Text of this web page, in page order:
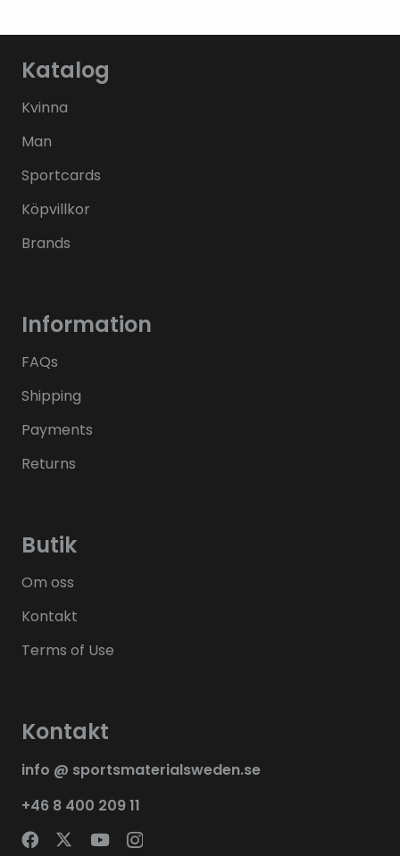
Katalog
Kvinna
Man
Sportcards
Köpvillkor
Brands
Information
FAQs
Shipping
Payments
Returns
Butik
Om oss
Kontakt
Terms of Use
Kontakt
info @ sportsmaterialsweden.se
+46 8 400 209 11